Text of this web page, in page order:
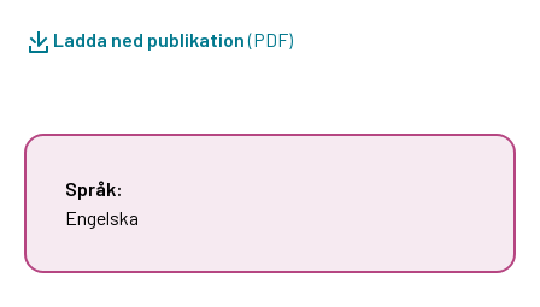
Ladda ned publikation(PDF)
Språk:
Engelska